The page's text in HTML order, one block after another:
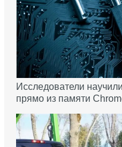
Исследователи
прямо из памяти